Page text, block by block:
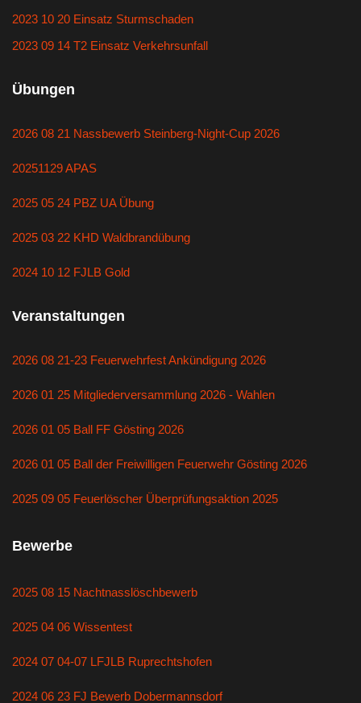
2023 10 20 Einsatz Sturmschaden
2023 09 14 T2 Einsatz Verkehrsunfall
Übungen
2026 08 21 Nassbewerb Steinberg-Night-Cup 2026
20251129 APAS
2025 05 24 PBZ UA Übung
2025 03 22 KHD Waldbrandübung
2024 10 12 FJLB Gold
Veranstaltungen
2026 08 21-23 Feuerwehrfest Ankündigung 2026
2026 01 25 Mitgliederversammlung 2026 - Wahlen
2026 01 05 Ball FF Gösting 2026
2026 01 05 Ball der Freiwilligen Feuerwehr Gösting 2026
2025 09 05 Feuerlöscher Überprüfungsaktion 2025
Bewerbe
2025 08 15 Nachtnasslöschbewerb
2025 04 06 Wissentest
2024 07 04-07 LFJLB Ruprechtshofen
2024 06 23 FJ Bewerb Dobermannsdorf